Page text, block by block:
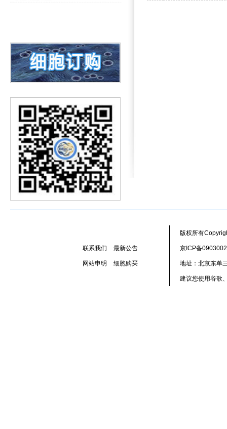
联系我们 最新公告
网站申明 细胞购买
版权所有
京ICP备
地址：北京东单
建议您使用谷歌